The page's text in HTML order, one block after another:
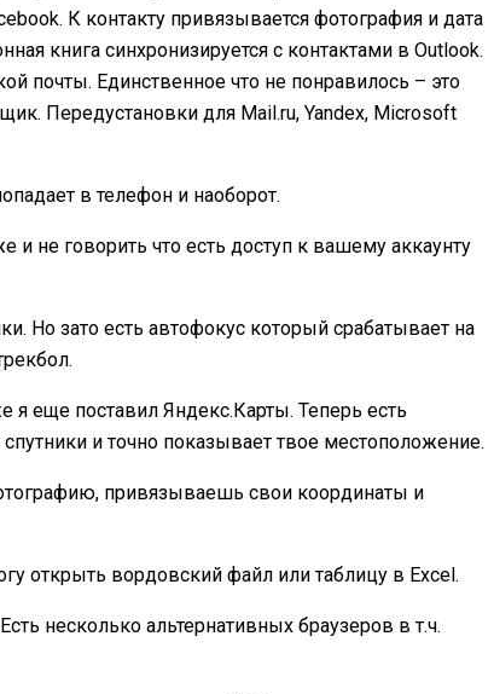
К контакту привязывается фотография и дата
книга синхронизируется с контактами в Outlook.
почты. Единственное что не понравилось – это
Передустановки для Mail.ru, Yandex, Microsoft
в телефон и наоборот.
не говорить что есть доступ к вашему аккаунту
Но зато есть автофокус который срабатывает на
я еще поставил Яндекс.Карты. Теперь есть
и точно показывает твое местоположение.
привязываешь свои координаты и
открыть вордовский файл или таблицу в Excel.
несколько альтернативных браузеров в т.ч.